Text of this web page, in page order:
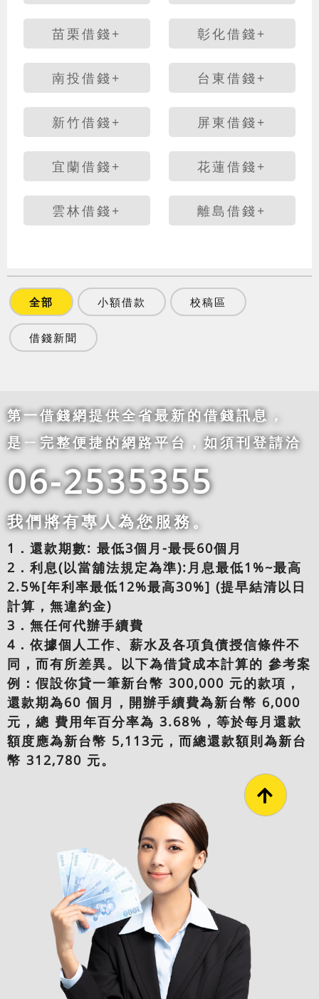
苗栗借錢+ 彰化借錢+
南投借錢+ 台東借錢+
新竹借錢+ 屏東借錢+
宜蘭借錢+ 花蓮借錢+
雲林借錢+ 離島借錢+
全部 小額借款 校稿區
借錢新聞
第一借錢網提供全省最新的借錢訊息，
是ㄧ完整便捷的網路平台，如須刊登請洽
06-2535355
我們將有專人為您服務。
1．還款期數: 最低3個月-最長60個月
2．利息(以當舖法規定為準):月息最低1%~最高
2.5%[年利率最低12%最高30%] (提早結清以日
計算，無違約金)
3．無任何代辦手續費
4．依據個人工作、薪水及各項負債授信條件不
同，而有所差異。以下為借貸成本計算的 參考案
例：假設你貸一筆新台幣 300,000 元的款項，
還款期為60 個月，開辦手續費為新台幣 6,000
元，總 費用年百分率為 3.68%，等於每月還款
額度應為新台幣 5,113元，而總還款額則為新台
幣 312,780 元。